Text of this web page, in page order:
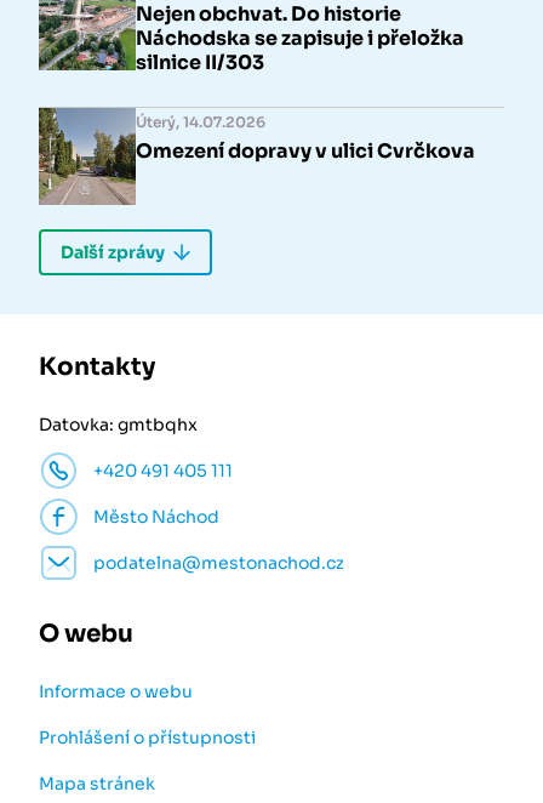
Nejen obchvat. Do historie
Náchodska se zapisuje i přeložka
silnice II/303
Úterý, 14.07.2026
Omezení dopravy v ulici Cvrčkova
Kontakty
Datovka: gmtbqhx
+420 491 405 111
Město Náchod
podatelna@mestonachod.cz
O webu
Informace o webu
Prohlášení o přístupnosti
Mapa stránek